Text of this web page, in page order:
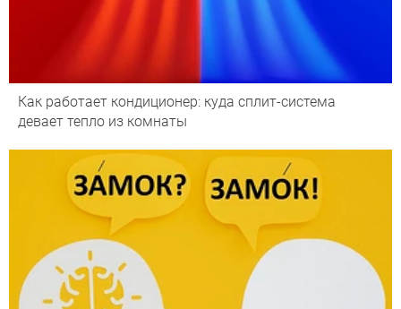
Как работает кондиционер: куда сплит-система
девает тепло из комнаты